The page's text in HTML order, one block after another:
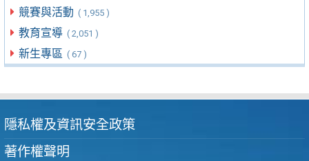
競賽與活動 ( 1,955 )
教育宣導 ( 2,051 )
新生專區 ( 67 )
隱私權及資訊安全政策
著作權聲明